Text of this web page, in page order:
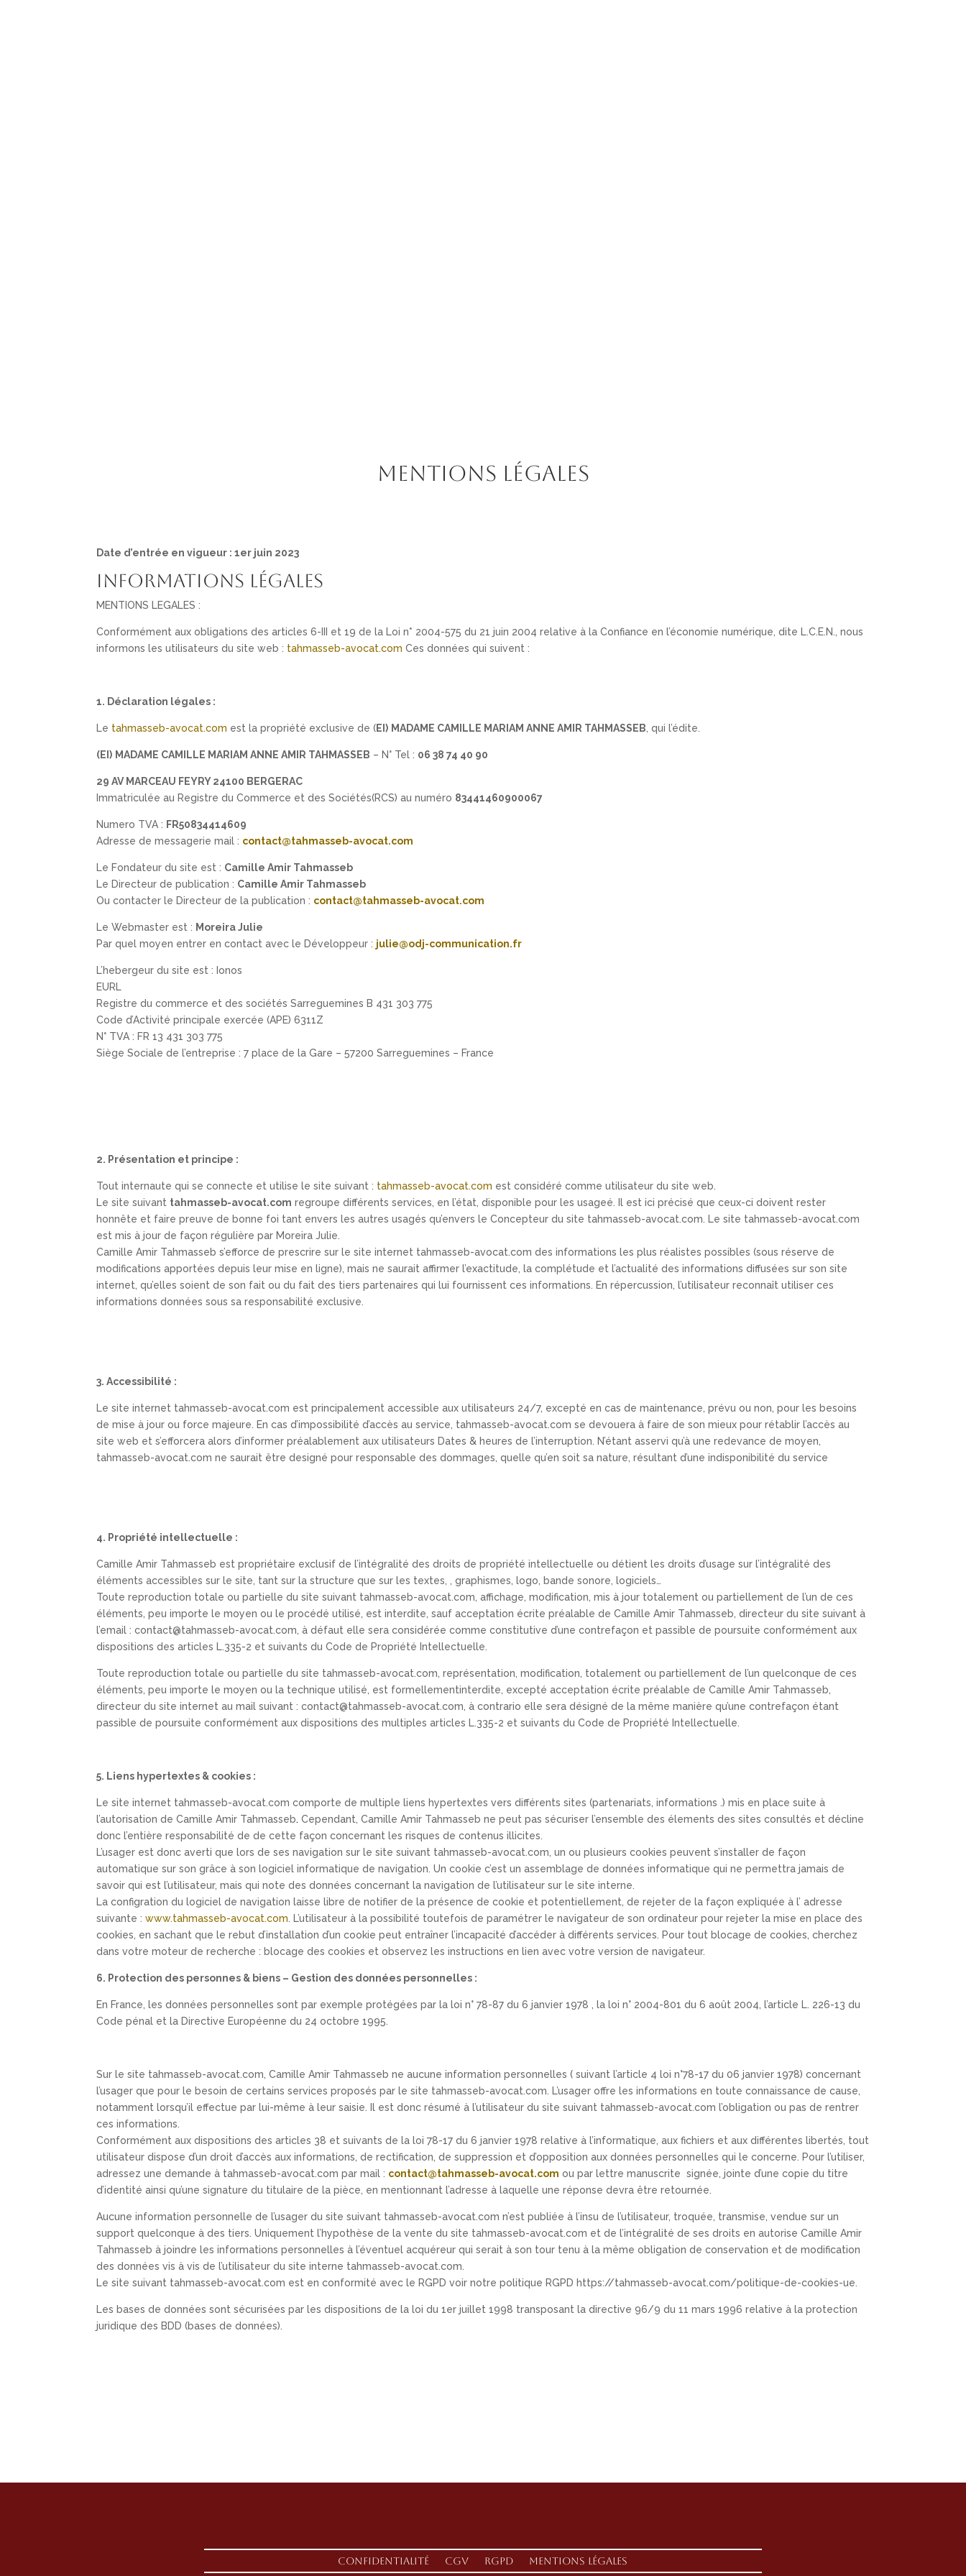
Mentions légales
Date d’entrée en vigueur : 1er juin 2023
Informations légales
MENTIONS LEGALES :
Conformément aux obligations des articles 6-III et 19 de la Loi n* 2004-575 du 21 juin 2004 relative à la Confiance en l’économie numérique, dite L.C.E.N., nous
informons les utilisateurs du site web : tahmasseb-avocat.com Ces données qui suivent :
1. Déclaration légales :
Le tahmasseb-avocat.com est la propriété exclusive de (EI) MADAME CAMILLE MARIAM ANNE AMIR TAHMASSEB , qui l’édite.
(EI) MADAME CAMILLE MARIAM ANNE AMIR TAHMASSEB – N° Tel : 06 38 74 40 90
29 AV MARCEAU FEYRY24100 BERGERAC
Immatriculée au Registre du Commerce et des Sociétés(RCS) au numéro 83441460900067
Numero TVA : FR50834414609
Adresse de messagerie mail : contact@tahmasseb-avocat.com
Le Fondateur du site est : Camille Amir Tahmasseb
Le Directeur de publication : Camille Amir Tahmasseb
Ou contacter le Directeur de la publication : contact@tahmasseb-avocat.com
Le Webmaster est : Moreira Julie
Par quel moyen entrer en contact avec le Développeur : julie@odj-communication.fr
L’hebergeur du site est : Ionos
EURL
Registre du commerce et des sociétés Sarreguemines B 431 303 775
Code d’Activité principale exercée (APE) 6311Z
N° TVA : FR 13 431 303 775
Siège Sociale de l’entreprise : 7 place de la Gare – 57200 Sarreguemines – France
2. Présentation et principe :
Tout internaute qui se connecte et utilise le site suivant : tahmasseb-avocat.com est considéré comme utilisateur du site web.
Le site suivant tahmasseb-avocat.com regroupe différents services, en l’état, disponible pour les usageé. Il est ici précisé que ceux-ci doivent rester
honnête et faire preuve de bonne foi tant envers les autres usagés qu’envers le Concepteur du site tahmasseb-avocat.com. Le site tahmasseb-avocat.com
est mis à jour de façon régulière par Moreira Julie.
Camille Amir Tahmasseb s’efforce de prescrire sur le site internet tahmasseb-avocat.com des informations les plus réalistes possibles (sous réserve de
modifications apportées depuis leur mise en ligne), mais ne saurait affirmer l’exactitude, la complétude et l’actualité des informations diffusées sur son site
internet, qu’elles soient de son fait ou du fait des tiers partenaires qui lui fournissent ces informations. En répercussion, l’utilisateur reconnaît utiliser ces
informations données sous sa responsabilité exclusive.
3. Accessibilité :
Le site internet tahmasseb-avocat.com est principalement accessible aux utilisateurs 24/7, excepté en cas de maintenance, prévu ou non, pour les besoins
de mise à jour ou force majeure. En cas d’impossibilité d’accès au service, tahmasseb-avocat.com se devouera à faire de son mieux pour rétablir l’accès au
site web et s’efforcera alors d’informer préalablement aux utilisateurs Dates & heures de l’interruption. N’étant asservi qu’à une redevance de moyen,
tahmasseb-avocat.com ne saurait être designé pour responsable des dommages, quelle qu’en soit sa nature, résultant d’une indisponibilité du service
4. Propriété intellectuelle :
Camille Amir Tahmasseb est propriétaire exclusif de l’intégralité des droits de propriété intellectuelle ou détient les droits d’usage sur l’intégralité des
éléments accessibles sur le site, tant sur la structure que sur les textes, , graphismes, logo, bande sonore, logiciels…
Toute reproduction totale ou partielle du site suivant tahmasseb-avocat.com, affichage, modification, mis à jour totalement ou partiellement de l’un de ces
éléments, peu importe le moyen ou le procédé utilisé, est interdite, sauf acceptation écrite préalable de Camille Amir Tahmasseb, directeur du site suivant à
l’email : contact@tahmasseb-avocat.com, à défaut elle sera considérée comme constitutive d’une contrefaçon et passible de poursuite conformément aux
dispositions des articles L.335-2 et suivants du Code de Propriété Intellectuelle.
Toute reproduction totale ou partielle du site tahmasseb-avocat.com, représentation, modification, totalement ou partiellement de l’un quelconque de ces
éléments, peu importe le moyen ou la technique utilisé, est formellementinterdite, excepté acceptation écrite préalable de Camille Amir Tahmasseb,
directeur du site internet au mail suivant : contact@tahmasseb-avocat.com, à contrario elle sera désigné de la même manière qu’une contrefaçon étant
passible de poursuite conformément aux dispositions des multiples articles L.335-2 et suivants du Code de Propriété Intellectuelle.
5. Liens hypertextes & cookies :
Le site internet tahmasseb-avocat.com comporte de multiple liens hypertextes vers différents sites (partenariats, informations .) mis en place suite à
l’autorisation de Camille Amir Tahmasseb. Cependant, Camille Amir Tahmasseb ne peut pas sécuriser l’ensemble des élements des sites consultés et décline
donc l’entière responsabilité de de cette façon concernant les risques de contenus illicites.
L’usager est donc averti que lors de ses navigation sur le site suivant tahmasseb-avocat.com, un ou plusieurs cookies peuvent s’installer de façon
automatique sur son grâce à son logiciel informatique de navigation. Un cookie c’est un assemblage de données informatique qui ne permettra jamais de
savoir qui est l’utilisateur, mais qui note des données concernant la navigation de l’utilisateur sur le site interne.
La configration du logiciel de navigation laisse libre de notifier de la présence de cookie et potentiellement, de rejeter de la façon expliquée à l’ adresse
suivante :www.tahmasseb-avocat.com . L’utilisateur à la possibilité toutefois de paramétrer le navigateur de son ordinateur pour rejeter la mise en place des
cookies, en sachant que le rebut d’installation d’un cookie peut entraîner l’incapacité d’accéder à différents services. Pour tout blocage de cookies, cherchez
dans votre moteur de recherche : blocage des cookies et observez les instructions en lien avec votre version de navigateur.
6. Protection des personnes & biens – Gestion des données personnelles :
En France, les données personnelles sont par exemple protégées par la loi n° 78-87 du 6 janvier 1978 , la loi n° 2004-801 du 6 août 2004, l’article L. 226-13 du
Code pénal et la Directive Européenne du 24 octobre 1995.
Sur le site tahmasseb-avocat.com, Camille Amir Tahmasseb ne aucune information personnelles ( suivant l’article 4 loi n°78-17 du 06 janvier 1978) concernant
l’usager que pour le besoin de certains services proposés par le site tahmasseb-avocat.com. L’usager offre les informations en toute connaissance de cause,
notamment lorsqu’il effectue par lui-même à leur saisie. Il est donc résumé à l’utilisateur du site suivant tahmasseb-avocat.com l’obligation ou pas de rentrer
ces informations.
Conformément aux dispositions des articles 38 et suivants de la loi 78-17 du 6 janvier 1978 relative à l’informatique, aux fichiers et aux différentes libertés, tout
utilisateur dispose d’un droit d’accès aux informations, de rectification, de suppression et d’opposition aux données personnelles qui le concerne. Pour l’utiliser,
adressez une demande à tahmasseb-avocat.com par mail : contact@tahmasseb-avocat.com ou par lettre manuscrite signée, jointe d’une copie du titre
d’identité ainsi qu’une signature du titulaire de la pièce, en mentionnant l’adresse à laquelle une réponse devra être retournée.
Aucune information personnelle de l’usager du site suivant tahmasseb-avocat.com n’est publiée à l’insu de l’utilisateur, troquée, transmise, vendue sur un
support quelconque à des tiers. Uniquement l’hypothèse de la vente du site tahmasseb-avocat.com et de l’intégralité de ses droits en autorise Camille Amir
Tahmasseb à joindre les informations personnelles à l’éventuel acquéreur qui serait à son tour tenu à la même obligation de conservation et de modification
des données vis à vis de l’utilisateur du site interne tahmasseb-avocat.com.
Le site suivant tahmasseb-avocat.com est en conformité avec le RGPD voir notre politique RGPD https://tahmasseb-avocat.com/politique-de-cookies-ue.
Les bases de données sont sécurisées par les dispositions de la loi du 1er juillet 1998 transposant la directive 96/9 du 11 mars 1996 relative à la protection
juridique des BDD (bases de données).
Confidentialité CGV RGPD Mentions Légales